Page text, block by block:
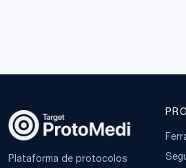
Plataforma de protocolos